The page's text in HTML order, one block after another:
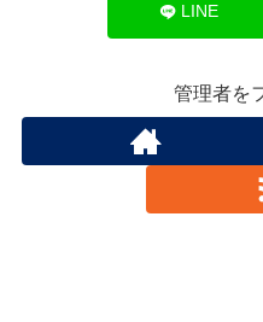
LINE
管理者を